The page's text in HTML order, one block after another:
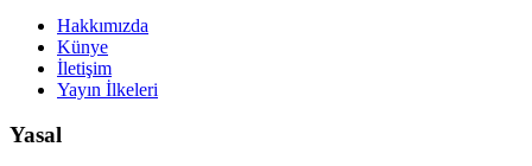
Hakkımızda
Künye
İletişim
Yayın İlkeleri
Yasal